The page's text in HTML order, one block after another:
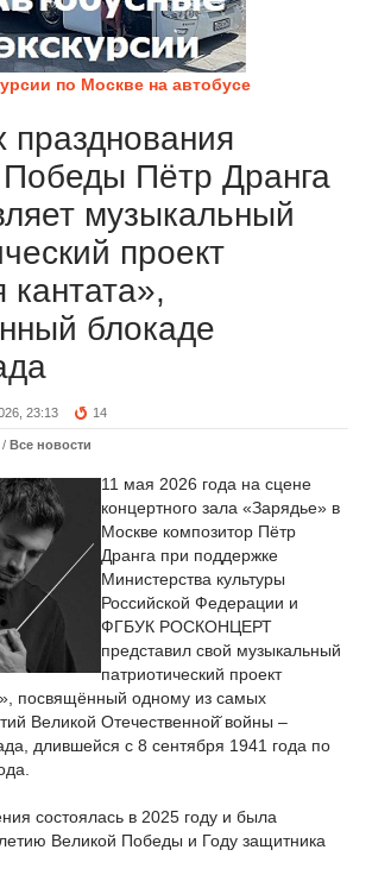
по Москве на автобусе
празднования
Пётр Дранга
музыкальный
проект
кантата»,
блокаде
23:13 14
/ Все новости
11 мая 2026 года на сцене
концертного зала «Зарядье» в
Москве композитор Пётр
Дранга при поддержке
Министерства культуры
Российской Федерации и
ФГБУК РОСКОНЦЕРТ
представил свой музыкальный
патриотический проект
посвящённый одному из самых
Великой Отечественной̆ войны –
длившейся с 8 сентября 1941 года по
состоялась в 2025 году и была
Великой Победы и Году защитника